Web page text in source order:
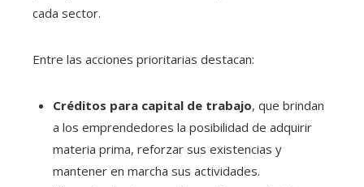
cada sector.
Entre las acciones prioritarias destacan:
Créditos para capital de trabajo, que brindan
a los emprendedores la posibilidad de adquirir
materia prima, reforzar sus existencias y
mantener en marcha sus actividades.